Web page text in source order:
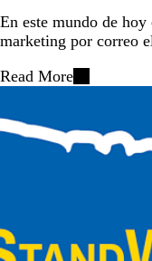
En este mundo de
marketing por correo
Read More